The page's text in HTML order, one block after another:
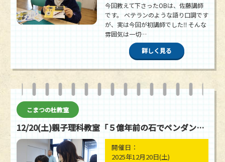
今回教えて下さったOBは、佐藤講師
です。 ベテランのような語り口調です
が、実は今回が初講師でした‼ そんな
雰囲気は一切…
詳しく見る
こまつの杜教室
12/20(土)親子理科教室「５億年前の石でペンダントを作ろう」
開催日：
2025年12月20日(土)